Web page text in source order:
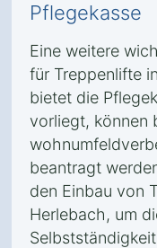
Pflegekasse
Eine weitere
für Treppenlifte
bietet die
vorliegt, können
beantragt
den Einbau von
Herlebach, um